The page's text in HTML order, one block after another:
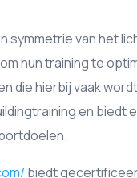
van het
hun training te
die hierbij vaak
en biedt
biedt